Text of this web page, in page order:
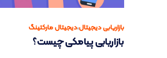
بازاریابی دیجیتال،دیجیتال مارکتینگ
بازاریابی پیامکی چیست؟